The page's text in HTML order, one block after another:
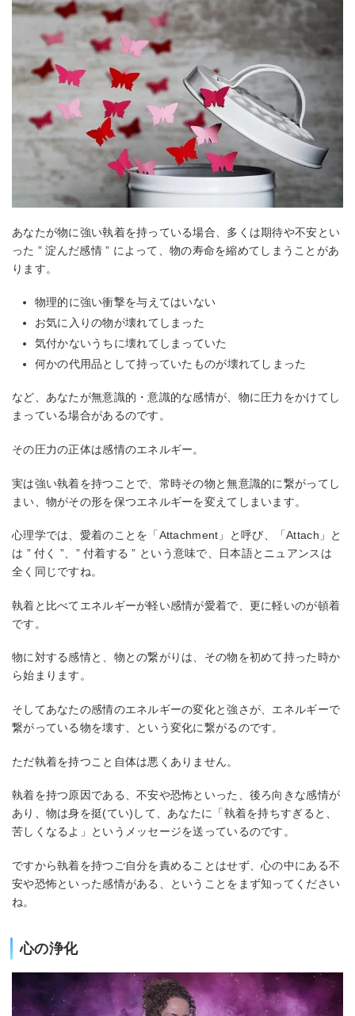
あなたが物に強い執着を持っている場合、多くは期待や不安とい
った ” 淀んだ感情 ” によって、物の寿命を縮めてしまうことがあ
ります。
物理的に強い衝撃を与えてはいない
お気に入りの物が壊れてしまった
気付かないうちに壊れてしまっていた
何かの代用品として持っていたものが壊れてしまった
など、あなたが無意識的・意識的な感情が、物に圧力をかけてし
まっている場合があるのです。
その圧力の正体は感情のエネルギー。
実は強い執着を持つことで、常時その物と無意識的に繋がってし
まい、物がその形を保つエネルギーを変えてしまいます。
心理学では、愛着のことを「Attachment」と呼び、「Attach」と
は ” 付く ”、” 付着する ” という意味で、日本語とニュアンスは
全く同じですね。
執着と比べてエネルギーが軽い感情が愛着で、更に軽いのが頓着
です。
物に対する感情と、物との繋がりは、その物を初めて持った時か
ら始まります。
そしてあなたの感情のエネルギーの変化と強さが、エネルギーで
繋がっている物を壊す、という変化に繋がるのです。
ただ執着を持つこと自体は悪くありません。
執着を持つ原因である、不安や恐怖といった、後ろ向きな感情が
あり、物は身を挺(てい)して、あなたに「執着を持ちすぎると、
苦しくなるよ」というメッセージを送っているのです。
ですから執着を持つご自分を責めることはせず、心の中にある不
安や恐怖といった感情がある、ということをまず知ってください
ね。
心の浄化